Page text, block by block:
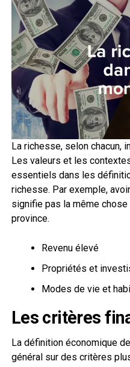
La richesse, selon chacun,
Les valeurs et les
essentiels dans les
richesse. Par exemple,
signifie pas la même chose
province.
Revenu élevé
Propriétés et
Modes de vie et
Les critères
La définition économique
général sur des critères